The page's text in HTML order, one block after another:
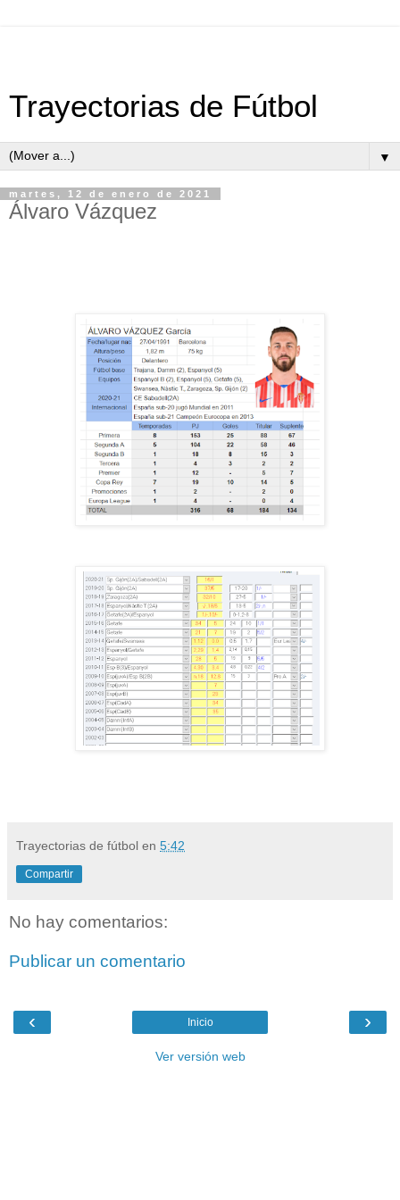
Trayectorias de Fútbol
▼
martes, 12 de enero de 2021
Álvaro Vázquez
Trayectorias de fútbol en 5:42
Compartir
No hay comentarios:
Publicar un comentario
‹ ›
Inicio
Ver versión web